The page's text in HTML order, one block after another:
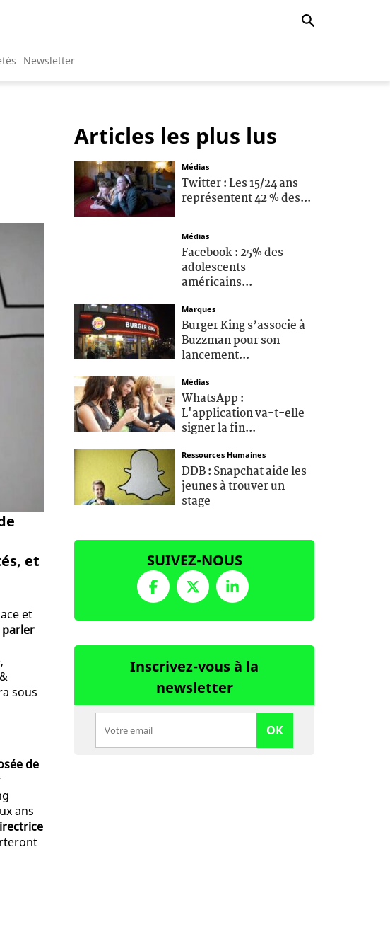
Newsletter
et
et
parler
sous
de
ans
Articles les plus lus
Médias
Twitter : Les 15/24 ans
représentent 42 % des...
Médias
Facebook : 25% des
adolescents
américains...
Marques
Burger King s’associe à
Buzzman pour son
lancement...
Médias
WhatsApp :
L'application va-t-elle
signer la fin...
Ressources Humaines
DDB : Snapchat aide les
jeunes à trouver un
stage
SUIVEZ-NOUS
Inscrivez-vous à la
newsletter
OK